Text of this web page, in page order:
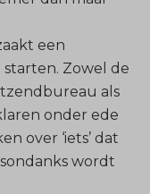
een
Zowel de
als
onder ede
over ‘iets’ dat
wordt